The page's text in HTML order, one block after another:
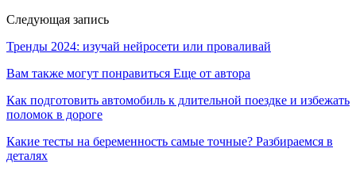
Следующая запись
Тренды 2024: изучай нейросети или проваливай
Вам также могут понравиться Еще от автора
Как подготовить автомобиль к длительной поездке и избежать
поломок в дороге
Какие тесты на беременность самые точные? Разбираемся в
деталях